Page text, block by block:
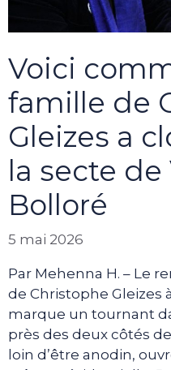
Voici
famille de
Gleizes a
la secte
Bolloré
5 mai 2026
Par Mehenna H. – Le
de Christophe Gleizes
marque un tournant
près des deux côtés
loin d’être anodin,